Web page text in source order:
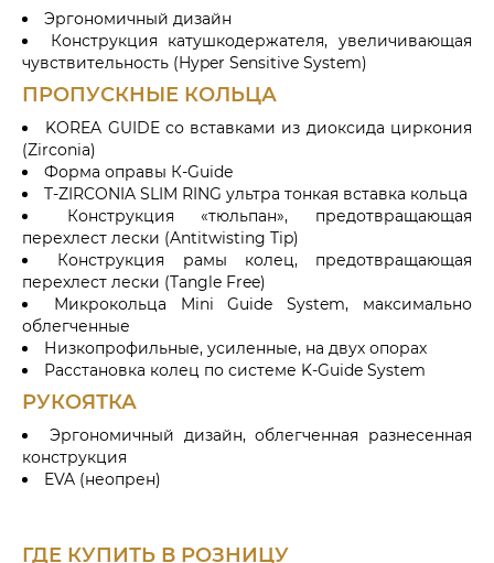
Эргономичный дизайн
Конструкция катушкодержателя, увеличивающая
чувствительность (Hyper Sensitive System)
ПРОПУСКНЫЕ КОЛЬЦА
KOREA GUIDE со вставками из диоксида циркония
(Zirconia)
Форма оправы К-Guide
T-ZIRCONIA SLIM RING ультра тонкая вставка кольца
Конструкция «тюльпан», предотвращающая
перехлест лески (Antitwisting Tip)
Конструкция рамы колец, предотвращающая
перехлест лески (Tangle Free)
Микрокольца Mini Guide System, максимально
облегченные
Низкопрофильные, усиленные, на двух опорах
Расстановка колец по системе K-Guide System
РУКОЯТКА
Эргономичный дизайн, облегченная разнесенная
конструкция
EVA (неопрен)
ГДЕ КУПИТЬ В РОЗНИЦУ